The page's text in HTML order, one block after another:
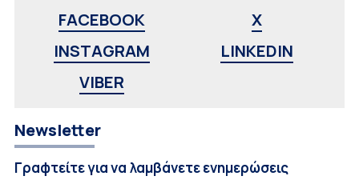
FACEBOOK
X
INSTAGRAM
LINKEDIN
VIBER
Newsletter
Γραφτείτε για να λαμβάνετε ενημερώσεις